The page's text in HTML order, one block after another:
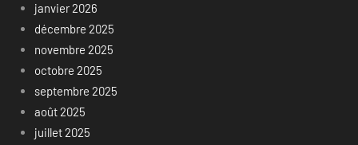
janvier 2026
décembre 2025
novembre 2025
octobre 2025
septembre 2025
août 2025
juillet 2025